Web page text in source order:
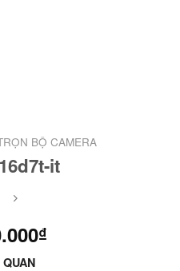
BỘ CAMERA
it
₫